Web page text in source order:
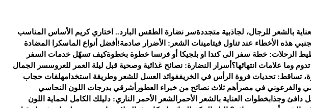
بالشعر للرجال، لجاذبية متجددةسر نضارة الطقس البارد.. اختاري كريم الأساس المناسب
هذه الأخطاء عند تناول فيتامينات الشعر: الأضرار صادمة! أفضل أنواع الماسكرا المضادة
الرحلات: خطة سفر الى كندا او بلجيكا أو فرنسا خطوة بخطوةكيف تسهّل خدمات السفر
وما علامات انتهائها؟ أسرار النضارة: نصائح غذائية وصحية قبل ليلة العمر للعروسسر الجمال
تساقط: تحديات فروة الرأس في الخريففوائد العسل للشعر وطريقة استخدامهلفات حجاب
والفرعوني في مصر أهم ثلاث نصائح من خبراء العطور أشرقي بدرجات اللون النحاسي
دافئ وجذابخطوات العناية بالشعر الأحمر الشعر الأحمر الناري: دليلك الكامل لحماية اللون